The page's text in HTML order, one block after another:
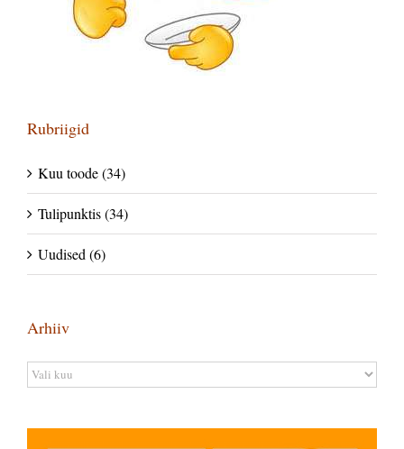
Rubriigid
Kuu toode (34)
Tulipunktis (34)
Uudised (6)
Arhiiv
Arhiiv